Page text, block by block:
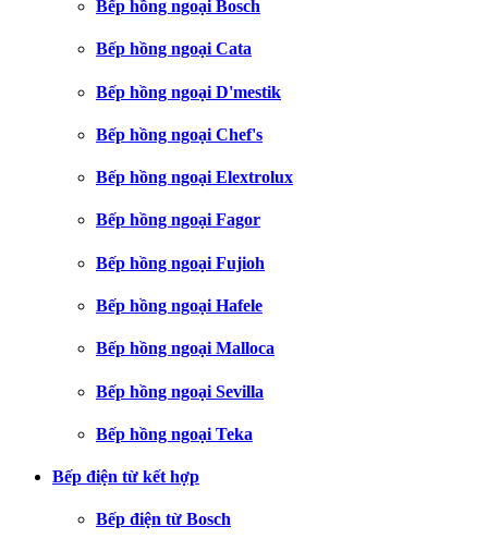
Bếp hồng ngoại Bosch
Bếp hồng ngoại Cata
Bếp hồng ngoại D'mestik
Bếp hồng ngoại Chef's
Bếp hồng ngoại Elextrolux
Bếp hồng ngoại Fagor
Bếp hồng ngoại Fujioh
Bếp hồng ngoại Hafele
Bếp hồng ngoại Malloca
Bếp hồng ngoại Sevilla
Bếp hồng ngoại Teka
Bếp điện từ kết hợp
Bếp điện từ Bosch